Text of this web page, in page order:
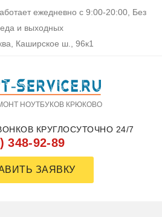
ежедневно с 9:00-20:00, Без
и выходных
Каширское ш., 96к1
НОУТБУКОВ КРЮКОВО
КРУГЛОСУТОЧНО 24/7
348-92-89
ЗАЯВКУ